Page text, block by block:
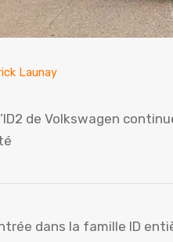
Launay
de Volkswagen
dans la famille ID